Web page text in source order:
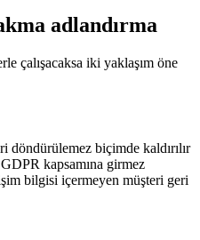
adlandırma
çalışacaksa iki yaklaşım öne
döndürülemez biçimde kaldırılır
kapsamına girmez
bilgisi içermeyen müşteri geri